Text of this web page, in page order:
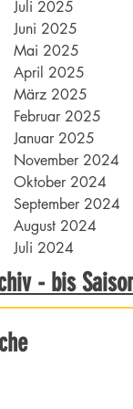
Juli 2025
Juni 2025
Mai 2025
April 2025
März 2025
Februar 2025
Januar 2025
November 2024
Oktober 2024
September 2024
August 2024
Juli 2024
- bis